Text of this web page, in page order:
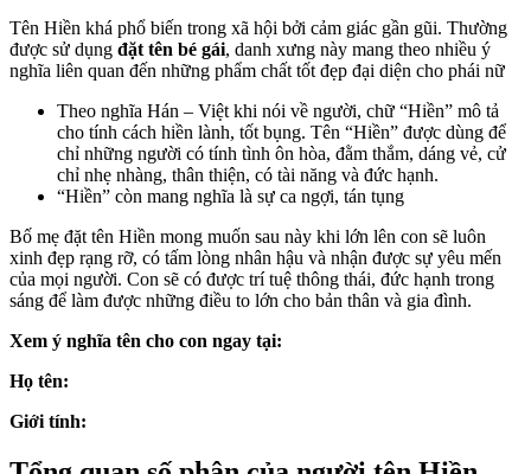
Tên Hiền khá phổ biến trong xã hội bởi cảm giác gần gũi. Thường
được sử dụng đặt tên bé gái, danh xưng này mang theo nhiều ý
nghĩa liên quan đến những phẩm chất tốt đẹp đại diện cho phái nữ
Theo nghĩa Hán – Việt khi nói về người, chữ “Hiền” mô tả
cho tính cách hiền lành, tốt bụng. Tên “Hiền” được dùng để
chỉ những người có tính tình ôn hòa, đằm thắm, dáng vẻ, cử
chỉ nhẹ nhàng, thân thiện, có tài năng và đức hạnh.
“Hiền” còn mang nghĩa là sự ca ngợi, tán tụng
Bố mẹ đặt tên Hiền mong muốn sau này khi lớn lên con sẽ luôn
xinh đẹp rạng rỡ, có tấm lòng nhân hậu và nhận được sự yêu mến
của mọi người. Con sẽ có được trí tuệ thông thái, đức hạnh trong
sáng để làm được những điều to lớn cho bản thân và gia đình.
Xem ý nghĩa tên cho con ngay tại:
Họ tên:
Giới tính: